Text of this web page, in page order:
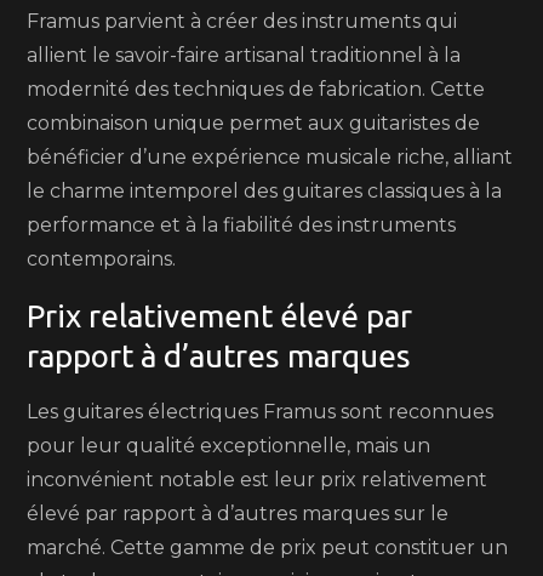
Framus parvient à créer des instruments qui
allient le savoir-faire artisanal traditionnel à la
modernité des techniques de fabrication. Cette
combinaison unique permet aux guitaristes de
bénéficier d’une expérience musicale riche, alliant
le charme intemporel des guitares classiques à la
performance et à la fiabilité des instruments
contemporains.
Prix relativement élevé par
rapport à d’autres marques
Les guitares électriques Framus sont reconnues
pour leur qualité exceptionnelle, mais un
inconvénient notable est leur prix relativement
élevé par rapport à d’autres marques sur le
marché. Cette gamme de prix peut constituer un